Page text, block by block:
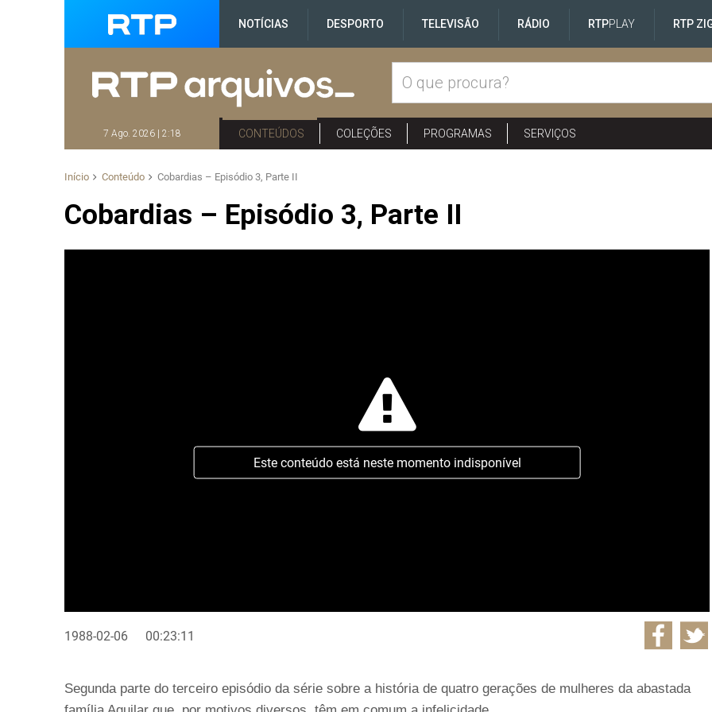
NOTÍCIAS DESPORTO TELEVISÃO RÁDIO RTPPLAY RTP
7 Ago. 2026 | 2:18 CONTEÚDOS COLEÇÕES PROGRAMAS SERVIÇOS
Início Conteúdo Cobardias – Episódio 3, Parte II
Cobardias – Episódio 3, Parte II
Este conteúdo está neste momento indisponível
1988-02-06 00:23:11
Segunda parte do terceiro episódio da série sobre a história de quatro gerações de mulheres da abastada